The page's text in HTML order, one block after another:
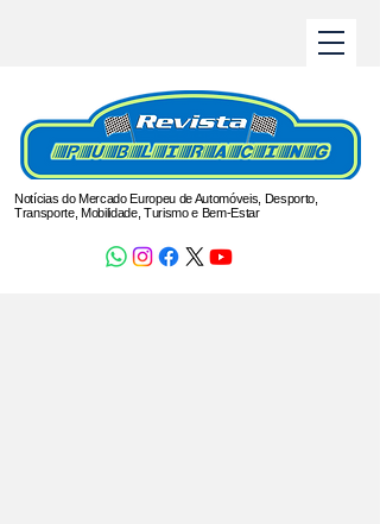
Notícias do Mercado Europeu de Automóveis, Desporto,
Transporte, Mobilidade, Turismo e Bem-Estar